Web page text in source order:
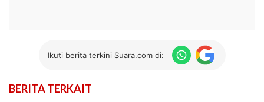
Ikuti berita terkini Suara.com di:
BERITA TERKAIT